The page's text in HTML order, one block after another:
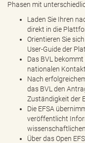
Phasen mit
Laden Sie Ihren
direkt in die
Orientieren Sie
User-Guide der
Das BVL
nationalen
Nach
das BVL den
Zuständigkeit der
Die EFSA
veröffentlicht
Über das Open